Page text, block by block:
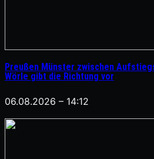
Preußen Münster zwischen
Wörle gibt die Richtung vor
06.08.2026 – 14:12